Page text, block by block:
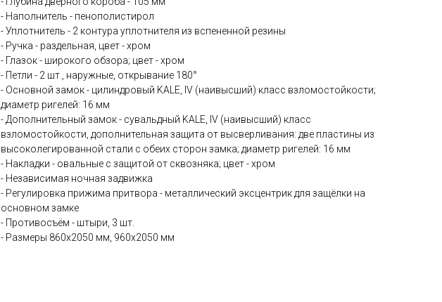
- Наполнитель - пенополистирол
- Уплотнитель - 2 контура уплотнителя из вспененной резины
- Ручка - раздельная, цвет - хром
- Глазок - широкого обзора; цвет - хром
- Петли - 2 шт., наружные, открывание 180°
- Основной замок - цилиндровый KALE, IV (наивысший) класс взломостойкости;
диаметр ригелей: 16 мм
- Дополнительный замок - сувальдный KALE, IV (наивысший) класс
взломостойкости, дополнительная защита от высверливания: две пластины из
высоколегированной стали с обеих сторон замка; диаметр ригелей: 16 мм
- Накладки - овальные с защитой от сквозняка; цвет - хром
- Независимая ночная задвижка
- Регулировка прижима притвора - металлический эксцентрик для защёлки на
основном замке
- Противосъём - штыри, 3 шт.
- Размеры 860х2050 мм, 960х2050 мм